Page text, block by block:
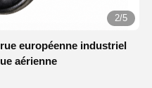
2/5
européenne industriel
aérienne